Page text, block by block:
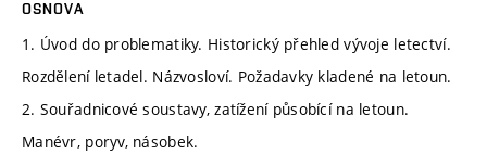
OSNOVA
1. Úvod do problematiky. Historický přehled vývoje letectví.
Rozdělení letadel. Názvosloví. Požadavky kladené na letoun.
2. Souřadnicové soustavy, zatížení působící na letoun.
Manévr, poryv, násobek.